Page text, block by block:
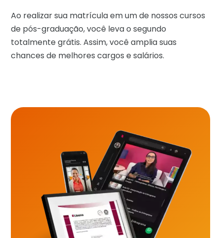
Ao realizar sua matrícula em um de nossos cursos
de pós-graduação, você leva o segundo
totalmente grátis. Assim, você amplia suas
chances de melhores cargos e salários.